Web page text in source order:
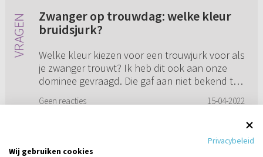
Zwanger op trouwdag: welke kleur
bruidsjurk?
Welke kleur kiezen voor een trouwjurk voor als
je zwanger trouwt? Ik heb dit ook aan onze
dominee gevraagd. Die gaf aan niet bekend te
(Gereformeerde Gemee...
Geen reacties 15-04-2022
Privacybeleid
Wij gebruiken cookies